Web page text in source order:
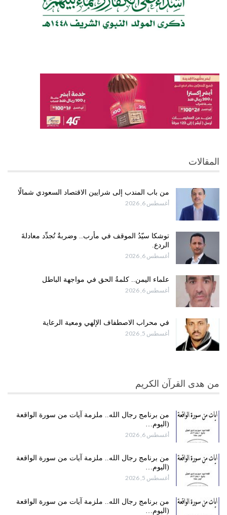
المقالات
من باب المندب إلى شرايين الاقتصاد السعودي شمالًا
أغسطس 6, 2026
توشكا سيّدُ الموقف في مأرب.. وضربةٌ تُجدِّد معادلةَ
الردع.
أغسطس 6, 2026
علماء اليمن.. كلمةُ الحق في مواجهة الباطل
أغسطس 6, 2026
في محراب الاصطفاف الإلهي ومعية الرعاية
أغسطس 5, 2026
من هدى القرآن الكريم
من برنامج رجال الله.. ملزمة آيات من سورة الواقعة
(اليوم…
أغسطس 6, 2026
من برنامج رجال الله.. ملزمة آيات من سورة الواقعة
(اليوم…
أغسطس 5, 2026
من برنامج رجال الله.. ملزمة آيات من سورة الواقعة
(اليوم…